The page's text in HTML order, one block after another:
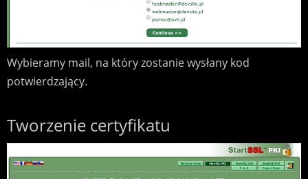
Wybieramy mail, na który zostanie wysłany kod
potwierdzający.
Tworzenie certyfikatu